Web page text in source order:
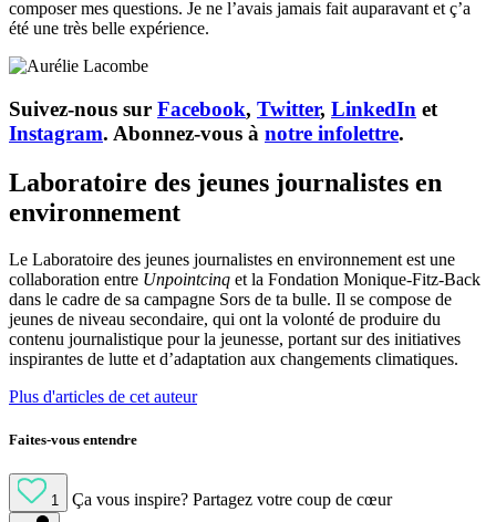
composer mes questions. Je ne l’avais jamais fait auparavant et ç’a
été une très belle expérience.
Suivez-nous sur Facebook, Twitter, LinkedIn et
Instagram. Abonnez-vous à notre infolettre.
Laboratoire des jeunes journalistes en
environnement
Le Laboratoire des jeunes journalistes en environnement est une
collaboration entre Unpointcinq et la Fondation Monique-Fitz-Back
dans le cadre de sa campagne Sors de ta bulle. Il se compose de
jeunes de niveau secondaire, qui ont la volonté de produire du
contenu journalistique pour la jeunesse, portant sur des initiatives
inspirantes de lutte et d’adaptation aux changements climatiques.
Plus d'articles de cet auteur
Faites-vous entendre
1 Ça vous inspire? Partagez votre coup de cœur